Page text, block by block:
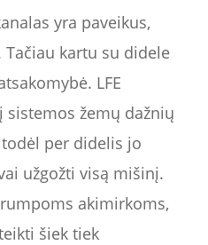
yra paveikus,
kartu su didele
LFE
žemų dažnių
per didelis jo
užgožti visą mišinį.
akimirkoms,
šiek tiek